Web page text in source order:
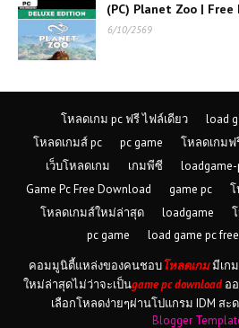
(PC) Tom
Splinter Cell
Free Download
(PC) Project
Racing | Free
Download
(PC) Kingdom
Deliverance |
Download
(PC) Planet Zoo | Free
6/10/2569
โหลดเกม pc ฟรี ไฟล์เดียว load
โหลดเกมส์ pc
pc game โหลดเกมฟ
เว็บโหลดเกม
เกมพีซี loadgame-
Game Pc Free Download
game pc โ
โหลดเกมส์ใหม่ล่าสุด
loadgame
pc game
load game pc free
คอมมูนิตี้แหล่งของคนชอบโหลดเกมมีเก
ใหม่ล่าสุดไม่ว่าจะเป็นgame pc download อ
เลือกโหลดง่ายๆผ่านโปแกรม IDM ส
Blogger